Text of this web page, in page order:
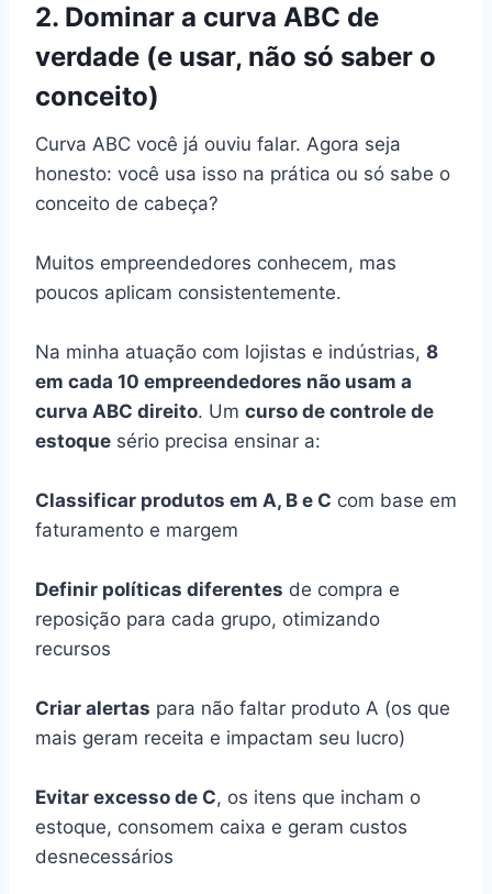
2. Dominar a curva ABC de
verdade (e usar, não só saber o
conceito)
Curva ABC você já ouviu falar. Agora seja
honesto: você usa isso na prática ou só sabe o
conceito de cabeça?
Muitos empreendedores conhecem, mas
poucos aplicam consistentemente.
Na minha atuação com lojistas e indústrias, 8
em cada 10 empreendedores não usam a
curva ABC direito. Um curso de controle de
estoque sério precisa ensinar a:
Classificar produtos em A, B e C com base em
faturamento e margem
Definir políticas diferentes de compra e
reposição para cada grupo, otimizando
recursos
Criar alertas para não faltar produto A (os que
mais geram receita e impactam seu lucro)
Evitar excesso de C, os itens que incham o
estoque, consomem caixa e geram custos
desnecessários